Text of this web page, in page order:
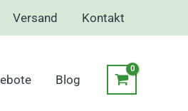
Versand Kontakt
Blog